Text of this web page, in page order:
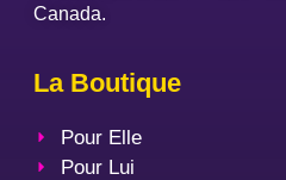
Canada.
La Boutique
Pour Elle
Pour Lui